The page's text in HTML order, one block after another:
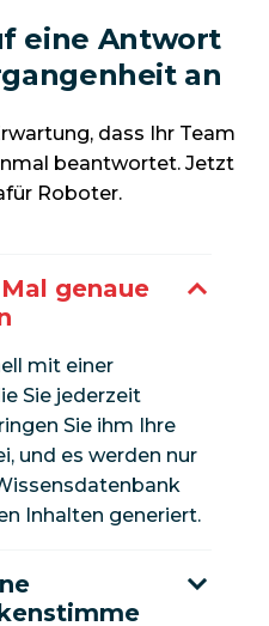
eine Antwort
an
dass Ihr Team
beantwortet. Jetzt
Roboter.
genaue
mit einer
Sie jederzeit
Sie ihm Ihre
und es werden nur
Inhalten generiert.